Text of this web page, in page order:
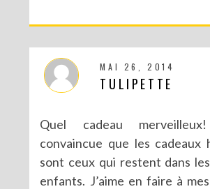
MAI 26, 2014
TULIPETTE
Quel cadeau
convaincue que les cadeaux
sont ceux qui restent dans
enfants. J’aime en faire à